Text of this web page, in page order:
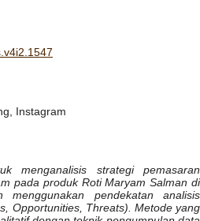
Instagram
menganalisis strategi pemasaran
pada produk Roti Maryam Salman di
menggunakan pendekatan analisis
Opportunities, Threats). Metode yang